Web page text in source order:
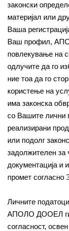
законски
материјал или
Ваша
Ваш профил,
повлекување на
одлучите да го
ние тоа да го
користење на
има законска
со Вашите лични
реализирани
или подолг
задолжителен за
документација и
промет согласно
Личните
АПОЛО ДООЕЛ ги
согласност,